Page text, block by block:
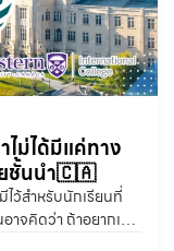
ม่ได้มีแค่ทาง
ยชั้นนำ🇨🇦
ไว้สำหรับนักเรียนที่
จคิดว่า ถ้าอยากเข้า
ฤษดีมาก และพร้อม